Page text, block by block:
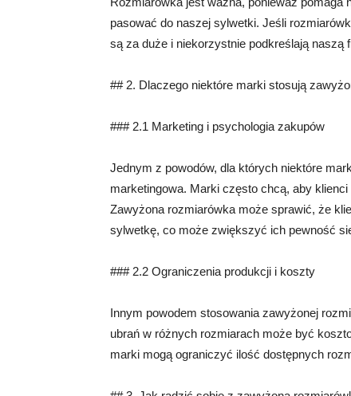
pasować do naszej sylwetki. Jeśli
są za duże i niekorzystnie podkreślają naszą
## 2. Dlaczego niektóre marki stosują
### 2.1 Marketing i psychologia zakupów
Jednym z powodów, dla których niektóre
marketingowa. Marki często chcą, aby
Zawyżona rozmiarówka może sprawić, że
sylwetkę, co może zwiększyć ich pewność
### 2.2 Ograniczenia produkcji i koszty
Innym powodem stosowania zawyżonej
ubrań w różnych rozmiarach może być
marki mogą ograniczyć ilość dostępnych